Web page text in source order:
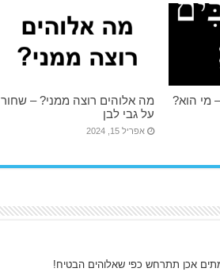
מי הוא?
מה אלוהים רוצה ממני? – שחור
על גבי לבן
אפריל 15, 2024
אכן תתרחש כפי שאלוהים הבטיח!